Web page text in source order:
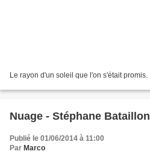
Le rayon d'un soleil que l'on s'était promis.
Nuage - Stéphane Bataillon
Publié le 01/06/2014 à 11:00
Par Marco